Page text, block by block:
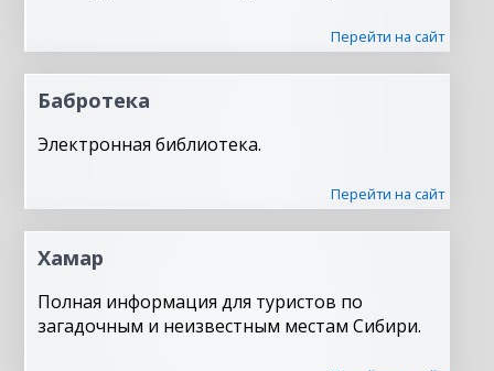
Перейти на сайт
Бабротека
Электронная библиотека.
Перейти на сайт
Хамар
Полная информация для туристов по
загадочным и неизвестным местам Сибири.